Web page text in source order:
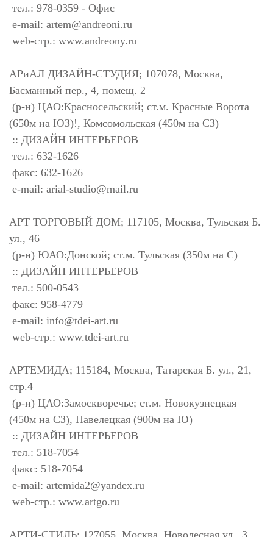
тел.: 978-0359 - Офис
e-mail: artem@andreoni.ru
web-стр.: www.andreony.ru
АРиАЛ ДИЗАЙН-СТУДИЯ; 107078, Москва,
Басманный пер., 4, помещ. 2
(р-н) ЦАО:Красносельский; ст.м. Красные Ворота
(650м на ЮЗ)!, Комсомольская (450м на СЗ)
:: ДИЗАЙН ИНТЕРЬЕРОВ
тел.: 632-1626
факс: 632-1626
e-mail: arial-studio@mail.ru
АРТ ТОРГОВЫЙ ДОМ; 117105, Москва, Тульская Б.
ул., 46
(р-н) ЮАО:Донской; ст.м. Тульская (350м на С)
:: ДИЗАЙН ИНТЕРЬЕРОВ
тел.: 500-0543
факс: 958-4779
e-mail: info@tdei-art.ru
web-стр.: www.tdei-art.ru
АРТЕМИДА; 115184, Москва, Татарская Б. ул., 21,
стр.4
(р-н) ЦАО:Замоскворечье; ст.м. Новокузнецкая
(450м на СЗ), Павелецкая (900м на Ю)
:: ДИЗАЙН ИНТЕРЬЕРОВ
тел.: 518-7054
факс: 518-7054
e-mail: artemida2@yandex.ru
web-стр.: www.artgo.ru
АРТИ-СТИЛЬ; 127055, Москва, Новолесная ул., 3,